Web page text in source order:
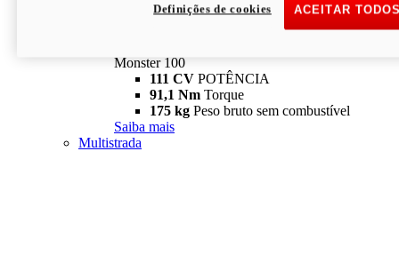
Monster
Monster 100
111 CV POTÊNCIA
91,1 Nm Torque
175 kg Peso bruto sem combustível
Saiba mais
Multistrada
ACEITAR
Definições de cookies